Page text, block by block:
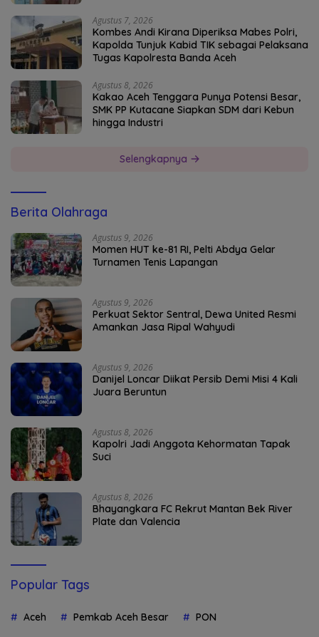
Agustus 7, 2026
Kombes Andi Kirana Diperiksa Mabes Polri,
Kapolda Tunjuk Kabid TIK sebagai Pelaksana
Tugas Kapolresta Banda Aceh
Agustus 8, 2026
Kakao Aceh Tenggara Punya Potensi Besar,
SMK PP Kutacane Siapkan SDM dari Kebun
hingga Industri
Selengkapnya
Berita Olahraga
Agustus 9, 2026
Momen HUT ke-81 RI, Pelti Abdya Gelar
Turnamen Tenis Lapangan
Agustus 9, 2026
Perkuat Sektor Sentral, Dewa United Resmi
Amankan Jasa Ripal Wahyudi
Agustus 9, 2026
Danijel Loncar Diikat Persib Demi Misi 4 Kali
Juara Beruntun
Agustus 8, 2026
Kapolri Jadi Anggota Kehormatan Tapak
Suci
Agustus 8, 2026
Bhayangkara FC Rekrut Mantan Bek River
Plate dan Valencia
Popular Tags
Aceh Pemkab Aceh Besar PON